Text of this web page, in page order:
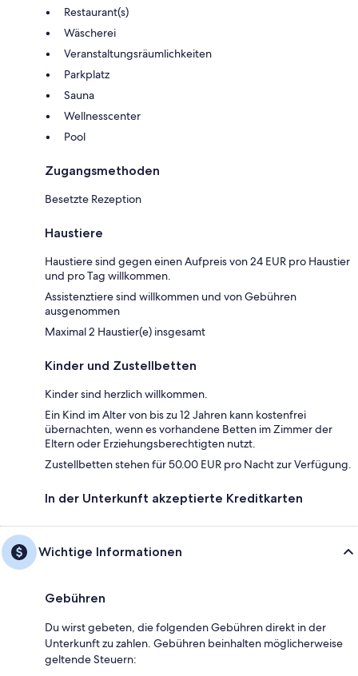
Restaurant(s)
Wäscherei
Veranstaltungsräumlichkeiten
Parkplatz
Sauna
Wellnesscenter
Pool
Zugangsmethoden
Besetzte Rezeption
Haustiere
Haustiere sind gegen einen Aufpreis von 24 EUR pro Haustier
und pro Tag willkommen.
Assistenztiere sind willkommen und von Gebühren
ausgenommen
Maximal 2 Haustier(e) insgesamt
Kinder und Zustellbetten
Kinder sind herzlich willkommen.
Ein Kind im Alter von bis zu 12 Jahren kann kostenfrei
übernachten, wenn es vorhandene Betten im Zimmer der
Eltern oder Erziehungsberechtigten nutzt.
Zustellbetten stehen für 50.00 EUR pro Nacht zur Verfügung.
In der Unterkunft akzeptierte Kreditkarten
Wichtige Informationen
Gebühren
Du wirst gebeten, die folgenden Gebühren direkt in der
Unterkunft zu zahlen. Gebühren beinhalten möglicherweise
geltende Steuern: